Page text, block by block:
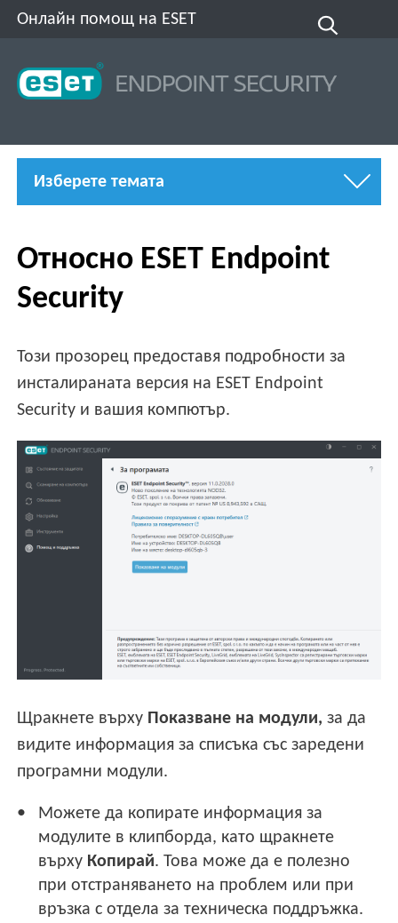
Онлайн помощ на ESET
Изберете темата
Относно ESET Endpoint
Security
Този прозорец предоставя подробности за
инсталираната версия на ESET Endpoint
Security и вашия компютър.
Щракнете върху Показване на модули, за да
видите информация за списъка със заредени
програмни модули.
Можете да копирате информация за
модулите в клипборда, като щракнете
върху Копирай. Това може да е полезно
при отстраняването на проблем или при
връзка с отдела за техническа поддръжка.